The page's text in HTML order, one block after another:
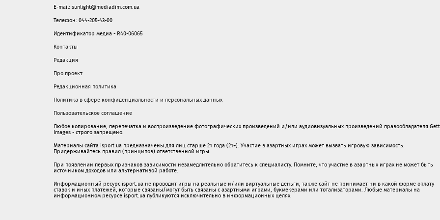
E-mail: sunlight@mediadim.com.ua
Телефон: 044-205-43-00
Идентификатор медиа - R40-06065
Контакты
Редакция
Про проект
Редакционная политика
Политика в сфере конфиденциальности и персональных данных
Пользовательское соглашение
Любое копирование, перепечатка и воспроизведение фотографических произведений и/или аудиовизуальных произведений правообладателя
Images - строго запрещено.
Материалы сайта isport.ua предназначены для лиц старше 21 года (21+). Участие в азартных играх может вызвать игровую зависимость.
Придерживайтесь правил (принципов) ответственной игры.
При появлении первых признаков зависимости незамедлительно обратитесь к специалисту. Помните, что участие в азартных играх не может быть
источником доходов или альтернативой работе.
Информационный ресурс isport.ua не проводит игры на реальные и/или виртуальные деньги, также сайт не принимает ни в какой форме oплaту
ставок и иных платежей, которые связаны/могут быть связаны c азартными игрaми, букмекерами или тотализаторами. Любые материалы на
информационном ресурсе isport.ua публикуютcя исключительно в информационных целях.